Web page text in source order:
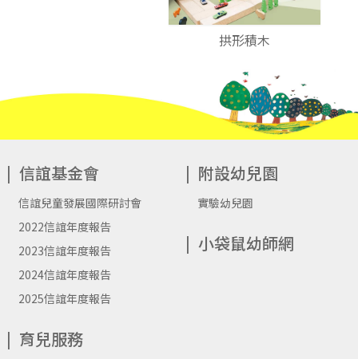
拱形積木
信誼基金會
信誼兒童發展國際研討會
2022信誼年度報告
2023信誼年度報告
2024信誼年度報告
2025信誼年度報告
育兒服務
附設幼兒園
實驗幼兒園
小袋鼠幼師網